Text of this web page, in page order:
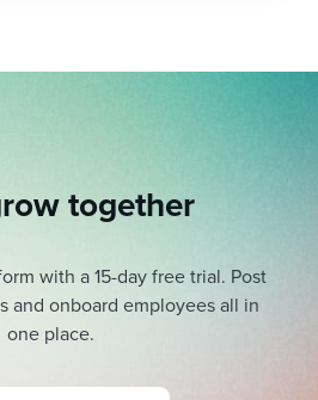
together
with a 15-day free trial. Post
and onboard employees all in
one place.